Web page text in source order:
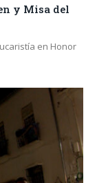
y Misa del
en Honor